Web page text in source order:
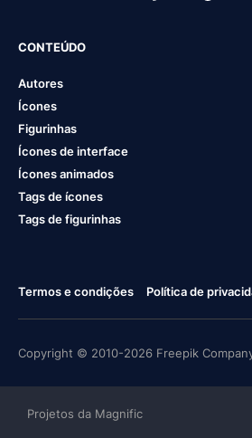
CONTEÚDO
Autores
Ícones
Figurinhas
Ícones de interface
Ícones animados
Tags de ícones
Tags de figurinhas
Termos e condições Política de
Copyright © 2010-2026 Freepik
Projetos da Magnific